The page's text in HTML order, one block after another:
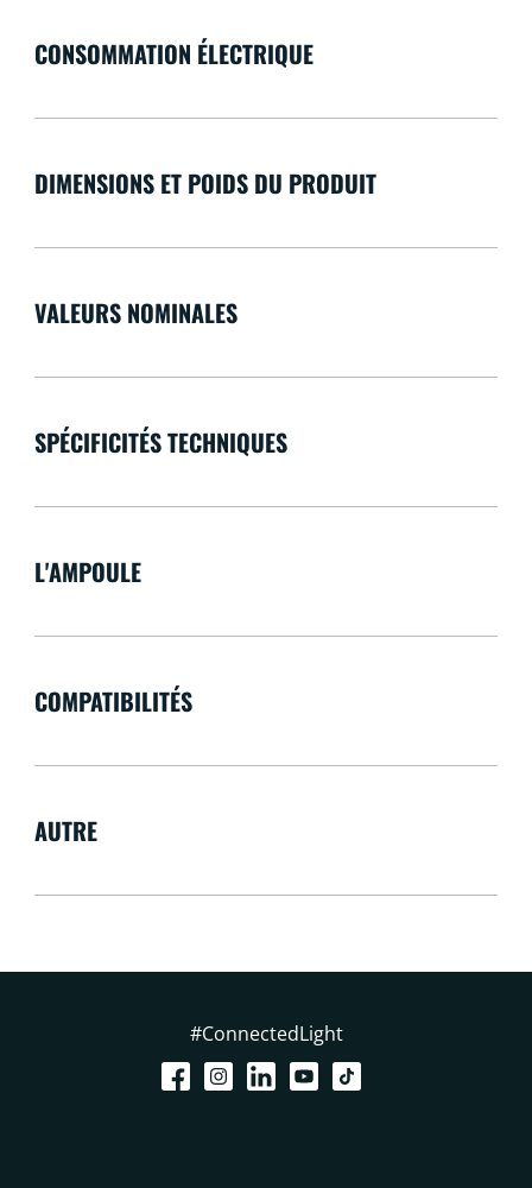
CONSOMMATION ÉLECTRIQUE
DIMENSIONS ET POIDS DU PRODUIT
VALEURS NOMINALES
SPÉCIFICITÉS TECHNIQUES
L'AMPOULE
COMPATIBILITÉS
AUTRE
#ConnectedLight